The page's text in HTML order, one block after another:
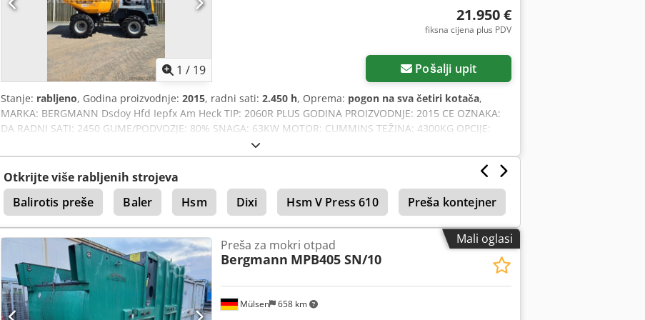
1 / 19
21.950 €
fiksna cijena plus PDV
Pošalji upit
Stanje: rabljeno, Godina proizvodnje: 2015, radni sati: 2.450 h, Oprema: pogon na sva četiri kotača,
MARKA: BERGMANN Dsdoy Hfd Iepfx Am Heck TIP: 2060R PLUS GODINA PROIZVODNJE: 2015 CE OZNAKA:
DA RADNI SATI: 2450 GUME/PODVOZJE: 80% SNAGA: 63KW MOTOR: CUMMINS TEŽINA: 4300KG OPCIJE:
NOSIVOST 6.000 KG GUME 80% ROTIRAJUĆI ODMAH SPREMAN ZA UPORABU CENTRALNO PODMAZIVANJE
Otkrijte više rabljenih strojeva
Balirotis preše
Baler Hsm Dixi Hsm V Press 610 Preša kontejner
Mali oglasi
Mülsen 658 km
Preša za mokri otpad
Bergmann MPB405 SN/10